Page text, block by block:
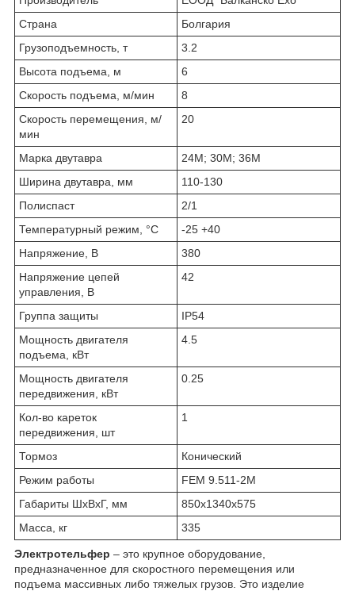
Страна
Болгария
Грузоподъемность, т
3.2
Высота подъема, м
6
Скорость подъема, м/мин
8
Скорость перемещения, м/
мин
20
Марка двутавра
24М; 30М; 36М
Ширина двутавра, мм
110-130
Полиспаст
2/1
Температурный режим, °С
-25 +40
Напряжение, В
380
Напряжение цепей
управления, В
42
Группа защиты
IP54
Мощность двигателя
подъема, кВт
4.5
Мощность двигателя
передвижения, кВт
0.25
Кол-во кареток
передвижения, шт
1
Тормоз
Конический
Режим работы
FEM 9.511-2М
Габариты ШхВхГ, мм
850х1340х575
Масса, кг
335
Электротельфер – это крупное оборудование,
предназначенное для скоростного перемещения или
подъема массивных либо тяжелых грузов. Это изделие